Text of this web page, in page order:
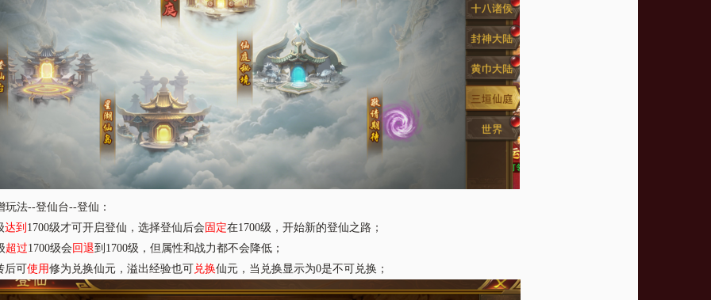
玩法--登仙台--登仙：
达到 1700级才可开启登仙，选择登仙后会 固定在1700级，开始新的登仙之路；
超过1700级会 回退到 1700级，但属性和战力都不会降低；
后可使用修为兑换仙元，溢出经验也可 兑换仙元，当兑换显示为0是不可兑换；